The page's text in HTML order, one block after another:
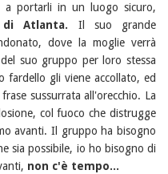
a portarli in un luogo sicuro,
Atlanta. Il suo grande
dove la moglie verrà
suo gruppo per loro stessa
gli viene accollato, ed
sussurrata all'orecchio. La
col fuoco che distrugge
avanti. Il gruppo ha bisogno
sia possibile, io ho bisogno di
non c'è tempo...